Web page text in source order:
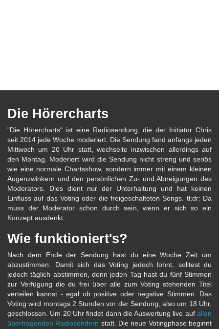
Die Hörercharts
"Die Hörercharts" ist eine Radiosendung, die der Initiator Chris
seit 2014 jede Woche moderiert. Die Sendung fand anfangs jeden
Mittwoch um 20 Uhr statt, wechselte inzwischen allerdings auf
den Montag. Moderiert wird die Sendung nicht streng und seriös
wie eine normale Chartsshow, sondern immer mit einem kleinen
Augenzwinkern und den persönlichen Zu- und Abneigungen des
Moderators. Dies dient nur der Unterhaltung und hat keinen
Einfluss auf das Voting oder die freigeschalteten Songs. tl;dr: Da
muss der Moderator schon durch sein, wenn er sich so ein
Konzept ausdenkt.
Wie funktioniert's?
Nach dem Ende der Sendung hast du eine Woche Zeit um
abzustimmen. Damit sich das Voting jedoch lohnt, solltest du
jedoch täglich abstimmen, denn jeden Tag hast du fünf Stimmen
zur Verfügung die du frei über alle zum Voting stehenden Titel
verteilen kannst - egal ob positive oder negative Stimmen. Das
Voting wird montags 2 Stunden vor der Sendung, also um 18 Uhr,
geschlossen. Um 20 Uhr findet dann die Auswertung live auf allen
übertragenden Radiosendern statt. Die neue Votingphase beginnt